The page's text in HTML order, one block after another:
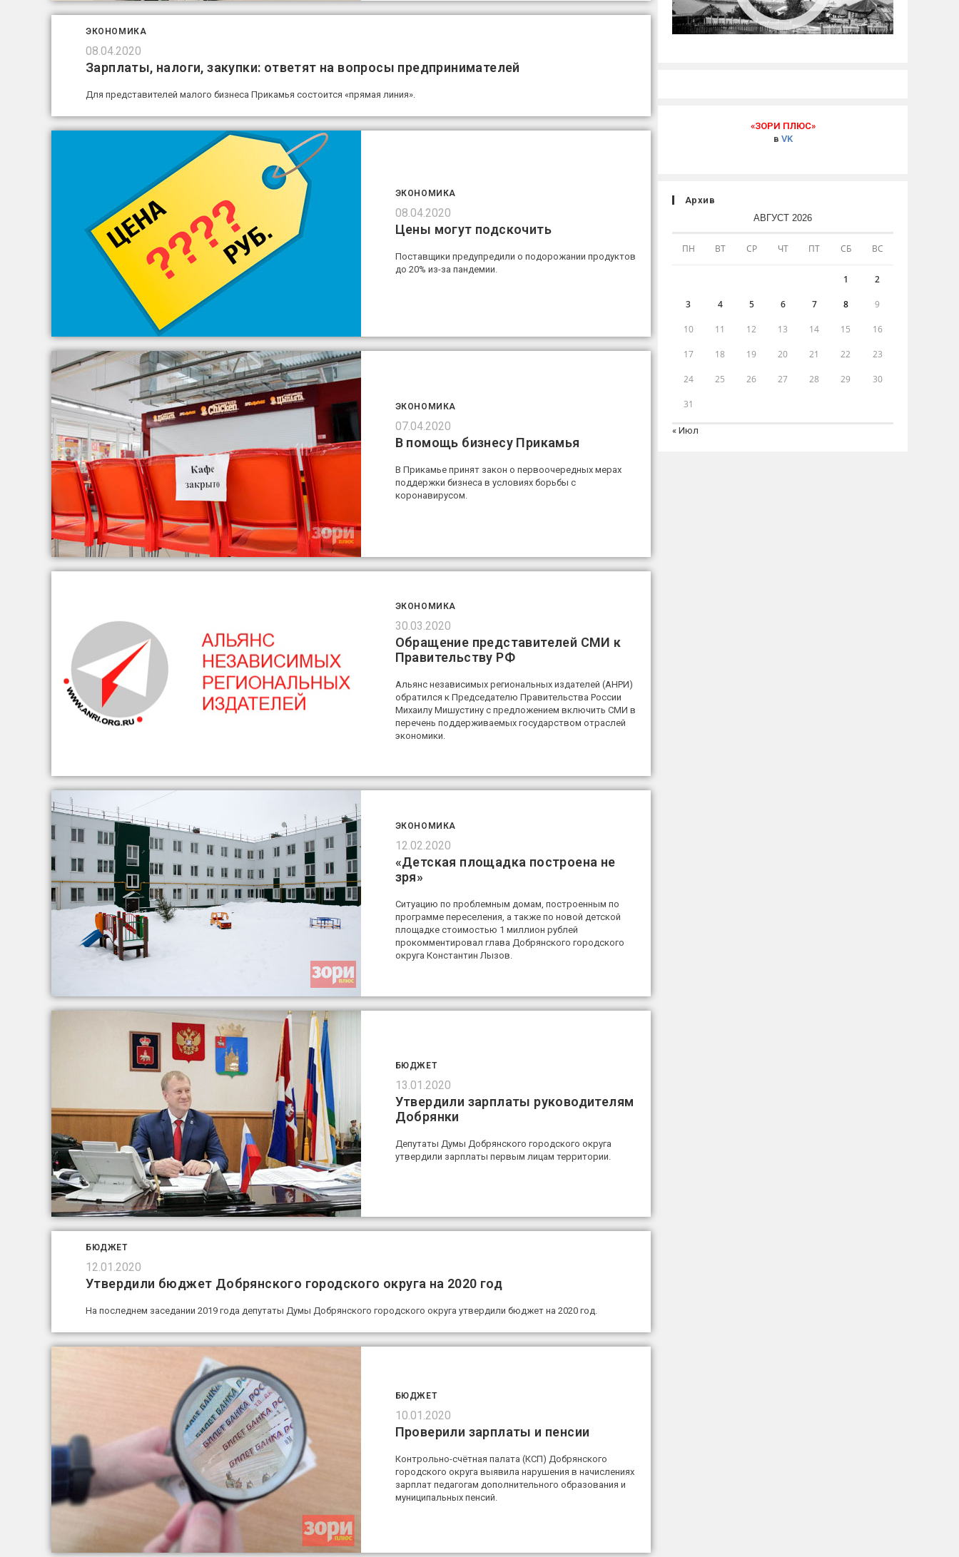
ЭКОНОМИКА
08.04.2020
Зарплаты, налоги, закупки: ответят на вопросы предпринимателей
Для представителей малого бизнеса Прикамья состоится «прямая линия».
ЭКОНОМИКА
08.04.2020
Цены могут подскочить
Поставщики предупредили о подорожании продуктов
до 20% из-за пандемии.
ЭКОНОМИКА
07.04.2020
В помощь бизнесу Прикамья
В Прикамье принят закон о первоочередных мерах
поддержки бизнеса в условиях борьбы с
коронавирусом.
ЭКОНОМИКА
30.03.2020
Обращение представителей СМИ к
Правительству РФ
Альянс независимых региональных издателей (АНРИ)
обратился к Председателю Правительства России
Михаилу Мишустину с предложением включить СМИ в
перечень поддерживаемых государством отраслей
экономики.
ЭКОНОМИКА
12.02.2020
«Детская площадка построена не
зря»
Ситуацию по проблемным домам, построенным по
программе переселения, а также по новой детской
площадке стоимостью 1 миллион рублей
прокомментировал глава Добрянского городского
округа Константин Лызов.
БЮДЖЕТ
13.01.2020
Утвердили зарплаты руководителям
Добрянки
Депутаты Думы Добрянского городского округа
утвердили зарплаты первым лицам территории.
БЮДЖЕТ
12.01.2020
Утвердили бюджет Добрянского городского округа на 2020 год
На последнем заседании 2019 года депутаты Думы Добрянского городского округа утвердили бюджет на 2020 год.
БЮДЖЕТ
10.01.2020
Проверили зарплаты и пенсии
Контрольно-счётная палата (КСП) Добрянского
городского округа выявила нарушения в начислениях
зарплат педагогам дополнительного образования и
муниципальных пенсий.
«ЗОРИ ПЛЮС»
в VK
Архив
АВГУСТ 2026
ПН ВТ СР ЧТ ПТ СБ ВС
1 2
3 4 5 6 7 8 9
10 11 12 13 14 15 16
17 18 19 20 21 22 23
24 25 26 27 28 29 30
31
« Июл